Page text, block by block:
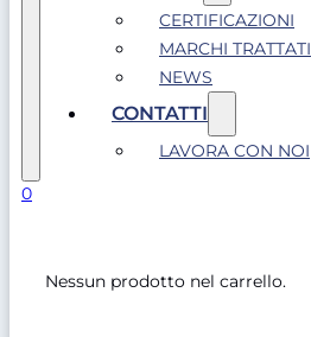
CERTIFICAZIONI
MARCHI TRATTATI
NEWS
CONTATTI
LAVORA CON NOI
0
Nessun prodotto nel carrello.